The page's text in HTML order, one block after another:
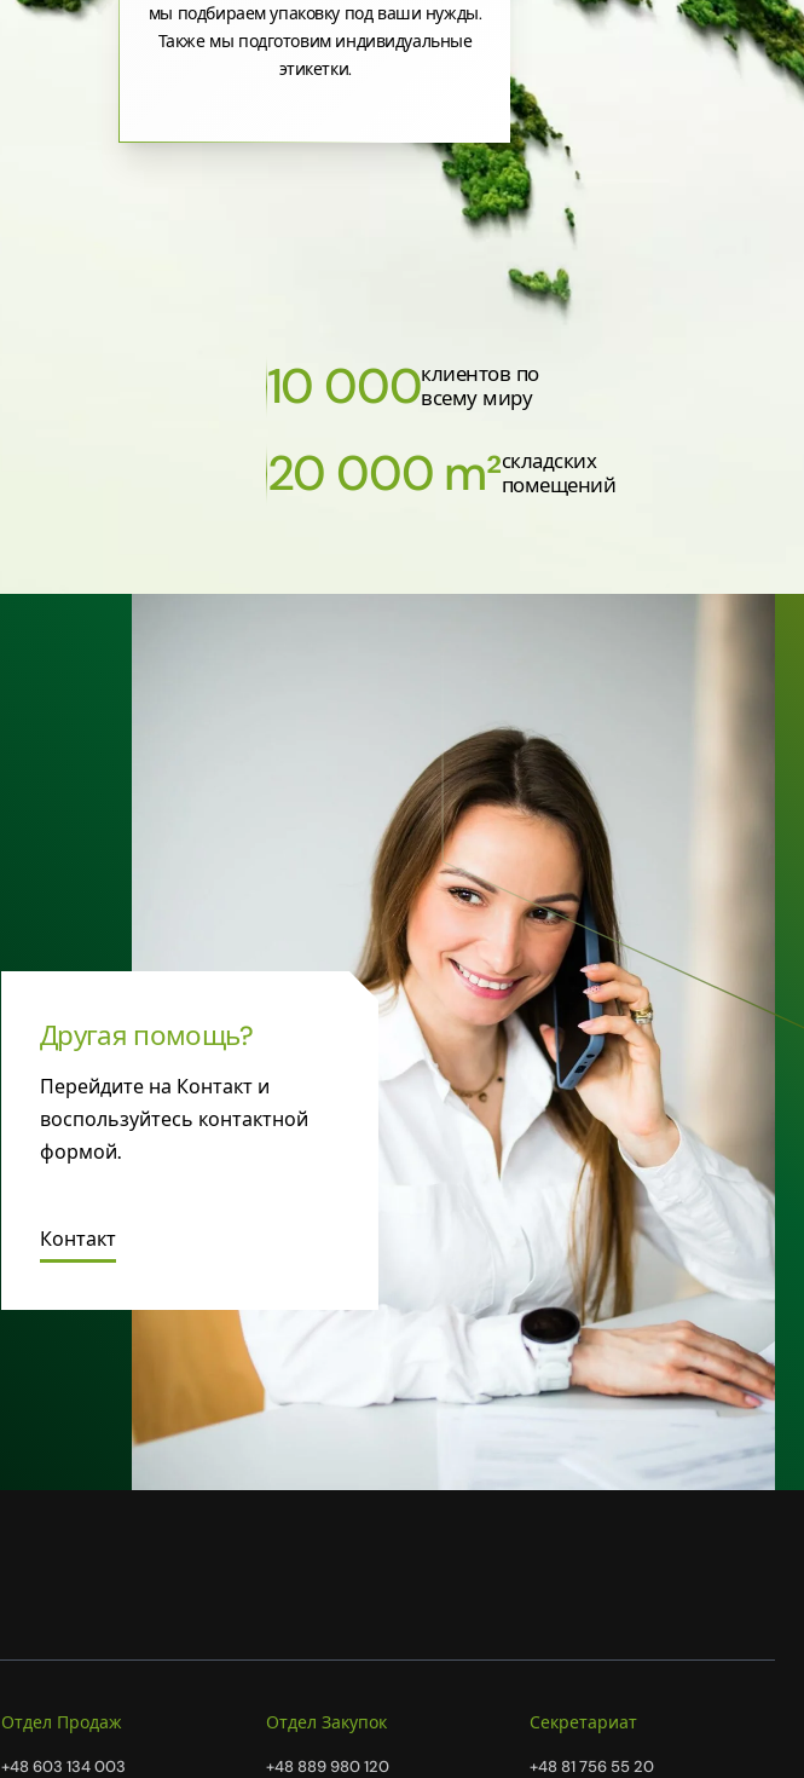
мы подбираем упаковку под ваши нужды.
Также мы подготовим индивидуальные
этикетки.
10 000клиентов по
всему миру
20 000 m²складских
помещений
Другая помощь?
Перейдите на Контакт и
воспользуйтесь контактной
формой.
Контакт
Отдел Продаж
+48 603 134 003
Отдел Закупок
+48 889 980 120
Секретариат
+48 81 756 55 20